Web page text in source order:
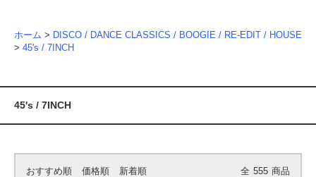
ホーム > DISCO / DANCE CLASSICS / BOOGIE / RE-EDIT / HOUSE
> 45's / 7INCH
45's / 7INCH
おすすめ順 価格順 新着順 全 555 商品